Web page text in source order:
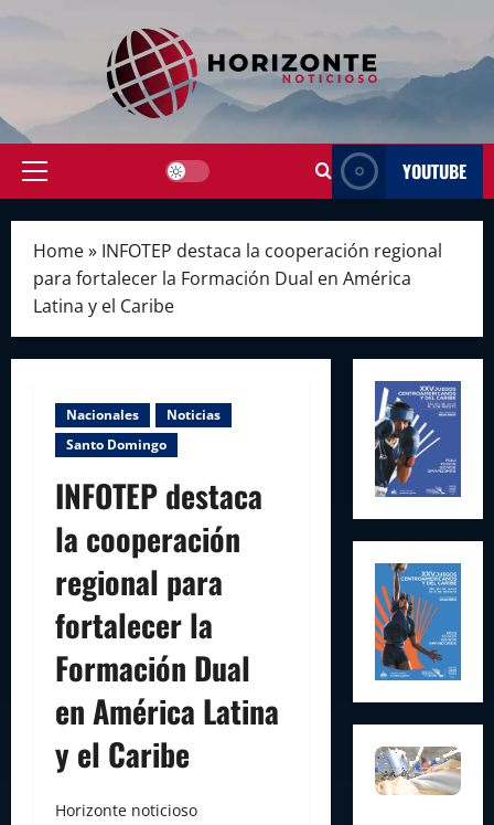
Primary
YOUTUBE
Home» INFOTEP destaca la cooperación regional
para fortalecer la Formación Dual en América
Latina y el Caribe
Nacionales
Noticias
Santo Domingo
INFOTEP destaca
la cooperación
regional para
fortalecer la
Formación Dual
en América Latina
y el Caribe
Horizonte noticioso